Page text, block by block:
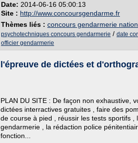
Date: 2014-06-16 05:00:13
Site : http://www.concoursgendarme.fr
Thèmes liés : concours gendarmerie
psychotechniques concours gendarmerie / date
officier gendarmerie
l'épreuve de dictées et
PLAN DU SITE : De façon non exhaustive,
dictées interractives gratuites , faire des
de course à pied , réussir les tests sportifs
gendarmerie , la rédaction police
fonction...